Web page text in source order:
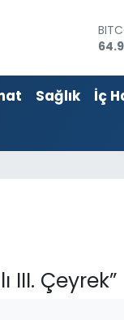
Sağlık İç
Çeyrek”